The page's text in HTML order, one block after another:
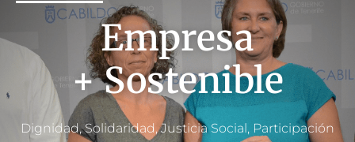
Empresa
+ Sostenible
Dignidad, Solidaridad, Justicia Social, Participación